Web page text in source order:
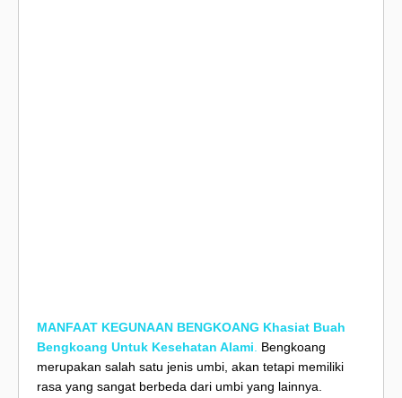
MANFAAT KEGUNAAN BENGKOANG Khasiat Buah
Bengkoang Untuk Kesehatan Alami
Bengkoang
merupakan salah satu jenis umbi, akan tetapi memiliki
rasa yang sangat berbeda dari umbi yang lainnya.